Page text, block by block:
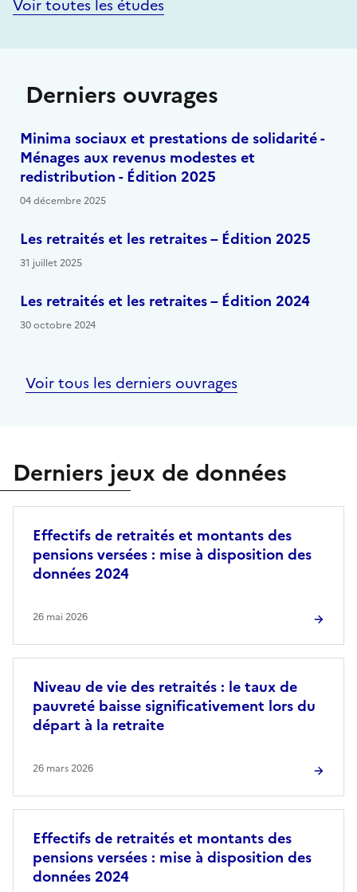
Voir toutes les études
Derniers ouvrages
Minima sociaux et prestations de solidarité -
Ménages aux revenus modestes et
redistribution - Édition 2025
04 décembre 2025
Les retraités et les retraites – Édition 2025
31 juillet 2025
Les retraités et les retraites – Édition 2024
30 octobre 2024
Voir tous les derniers ouvrages
Derniers jeux de données
Effectifs de retraités et montants des
pensions versées : mise à disposition des
données 2024
26 mai 2026
Niveau de vie des retraités : le taux de
pauvreté baisse significativement lors du
départ à la retraite
26 mars 2026
Effectifs de retraités et montants des
pensions versées : mise à disposition des
données 2024